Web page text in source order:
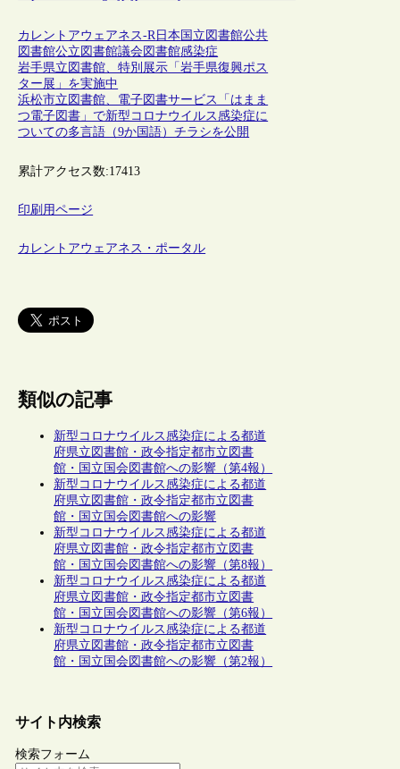
カレントアウェアネス-R日本 国立図書館公共
図書館公立図書館議会図書館感染症
岩手県立図書館、特別展示「岩手県復興ポス
ター展」を実施中
浜松市立図書館、電子図書サービス「はまま
つ電子図書」で新型コロナウイルス感染症に
ついての多言語（9か国語）チラシを公開
累計アクセス数:17413
印刷用ページ
カレントアウェアネス・ポータル
類似の記事
新型コロナウイルス感染症による都道
府県立図書館・政令指定都市立図書
館・国立国会図書館への影響（第4報）
新型コロナウイルス感染症による都道
府県立図書館・政令指定都市立図書
館・国立国会図書館への影響
新型コロナウイルス感染症による都道
府県立図書館・政令指定都市立図書
館・国立国会図書館への影響（第8報）
新型コロナウイルス感染症による都道
府県立図書館・政令指定都市立図書
館・国立国会図書館への影響（第6報）
新型コロナウイルス感染症による都道
府県立図書館・政令指定都市立図書
館・国立国会図書館への影響（第2報）
サイト内検索
検索フォーム